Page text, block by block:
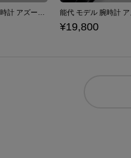
綾波改 モデル 腕時計 アズールレーン
¥19,800